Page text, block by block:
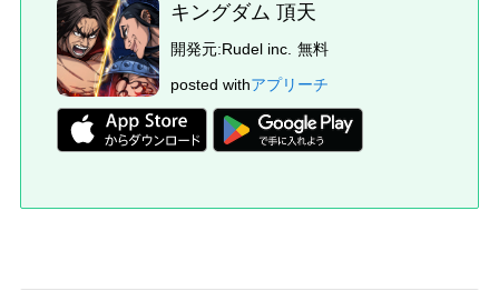
キングダム 頂天
開発元:Rudel inc. 無料
posted withアプリーチ